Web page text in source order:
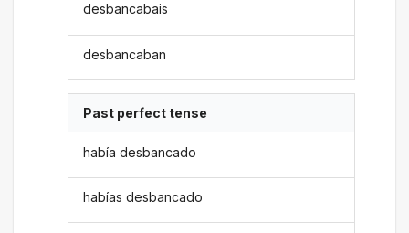
desbancabais
desbancaban
Past perfect tense
había desbancado
habías desbancado